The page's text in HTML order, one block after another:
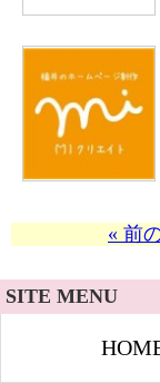
« 前
SITE MENU